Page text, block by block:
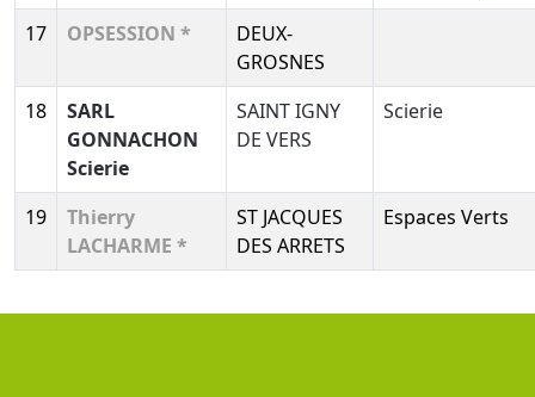
17
OPSESSION *
DEUX-
GROSNES
18
SARL
GONNACHON
Scierie
SAINT IGNY
DE VERS
Scierie
19
Thierry
LACHARME *
ST JACQUES
DES ARRETS
Espaces Verts